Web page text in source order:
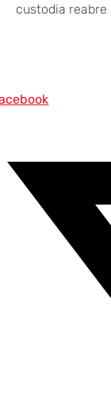
custodia reabre